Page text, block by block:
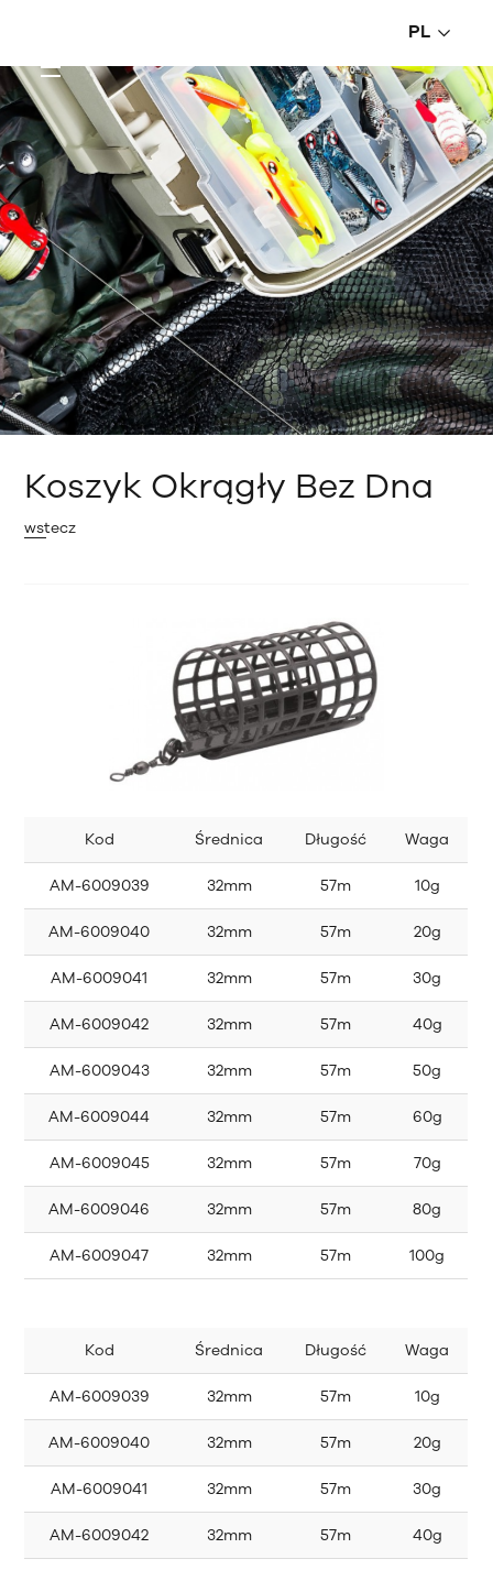
PL
Koszyk Okrągły Bez Dna
wstecz
Kod Średnica Długość Waga
AM-6009039 32mm 57m 10g
AM-6009040 32mm 57m 20g
AM-6009041 32mm 57m 30g
AM-6009042 32mm 57m 40g
AM-6009043 32mm 57m 50g
AM-6009044 32mm 57m 60g
AM-6009045 32mm 57m 70g
AM-6009046 32mm 57m 80g
AM-6009047 32mm 57m 100g
Kod Średnica Długość Waga
AM-6009039 32mm 57m 10g
AM-6009040 32mm 57m 20g
AM-6009041 32mm 57m 30g
AM-6009042 32mm 57m 40g